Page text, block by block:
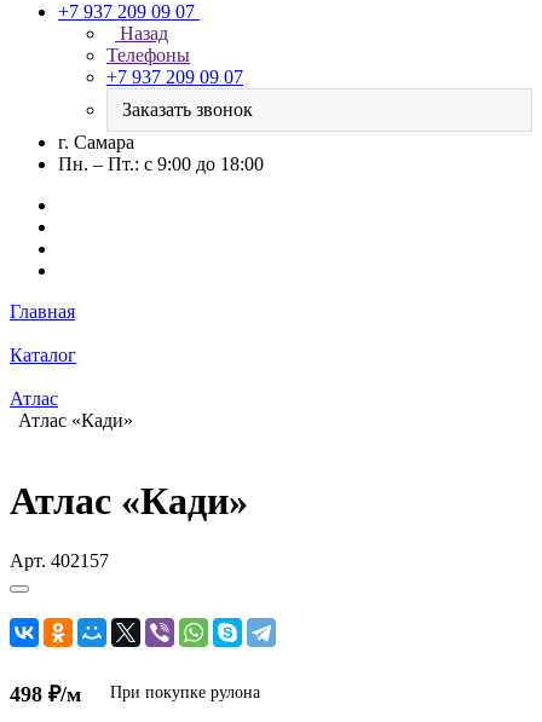
+7 937 209 09 07
Назад
Телефоны
+7 937 209 09 07
Заказать звонок
г. Самара
Пн. – Пт.: с 9:00 до 18:00
Главная
Каталог
Атлас
Атлас «Кади»
Атлас «Кади»
Арт. 402157
498 ₽/м При покупке рулона